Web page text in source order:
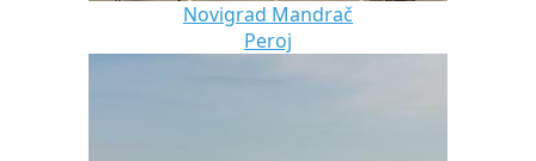
Novigrad Mandrač
Peroj